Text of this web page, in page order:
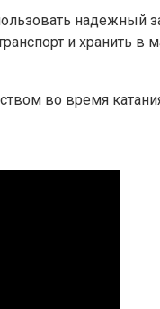
надежный
и хранить в
во время